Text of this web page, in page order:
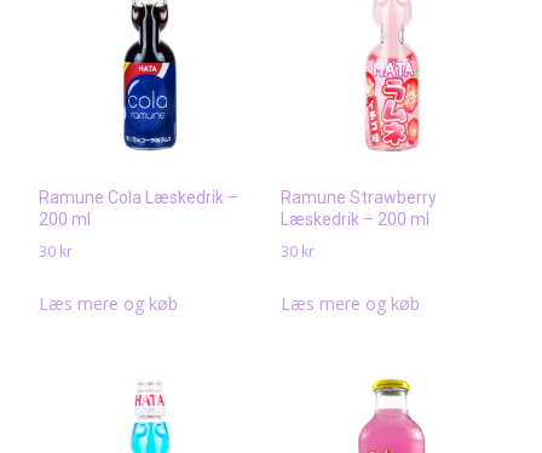
Ramune Cola Læskedrik –
200 ml
30 kr
Læs mere og køb
Ramune Strawberry
Læskedrik – 200 ml
30 kr
Læs mere og køb